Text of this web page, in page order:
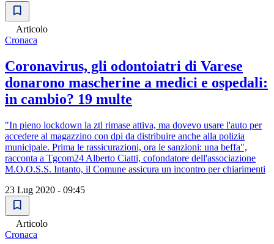
Articolo
Cronaca
Coronavirus, gli odontoiatri di Varese
donarono mascherine a medici e ospedali:
in cambio? 19 multe
"In pieno lockdown la ztl rimase attiva, ma dovevo usare l'auto per
accedere al magazzino con dpi da distribuire anche alla polizia
municipale. Prima le rassicurazioni, ora le sanzioni: una beffa",
racconta a Tgcom24 Alberto Ciatti, cofondatore dell'associazione
M.O.O.S.S. Intanto, il Comune assicura un incontro per chiarimenti
23 Lug 2020 - 09:45
Articolo
Cronaca